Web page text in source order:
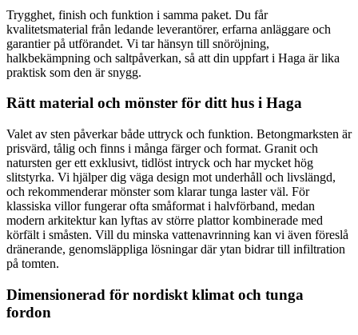
Trygghet, finish och funktion i samma paket. Du får
kvalitetsmaterial från ledande leverantörer, erfarna anläggare och
garantier på utförandet. Vi tar hänsyn till snöröjning,
halkbekämpning och saltpåverkan, så att din uppfart i Haga är lika
praktisk som den är snygg.
Rätt material och mönster för ditt hus i Haga
Valet av sten påverkar både uttryck och funktion. Betongmarksten är
prisvärd, tålig och finns i många färger och format. Granit och
natursten ger ett exklusivt, tidlöst intryck och har mycket hög
slitstyrka. Vi hjälper dig väga design mot underhåll och livslängd,
och rekommenderar mönster som klarar tunga laster väl. För
klassiska villor fungerar ofta småformat i halvförband, medan
modern arkitektur kan lyftas av större plattor kombinerade med
körfält i småsten. Vill du minska vattenavrinning kan vi även föreslå
dränerande, genomsläppliga lösningar där ytan bidrar till infiltration
på tomten.
Dimensionerad för nordiskt klimat och tunga
fordon